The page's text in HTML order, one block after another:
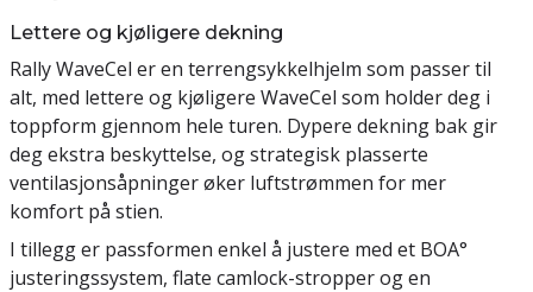
Lettere og kjøligere dekning
Rally WaveCel er en terrengsykkelhjelm som passer til
alt, med lettere og kjøligere WaveCel som holder deg i
toppform gjennom hele turen. Dypere dekning bak gir
deg ekstra beskyttelse, og strategisk plasserte
ventilasjonsåpninger øker luftstrømmen for mer
komfort på stien.
I tillegg er passformen enkel å justere med et BOA°
justeringssystem, flate camlock-stropper og en